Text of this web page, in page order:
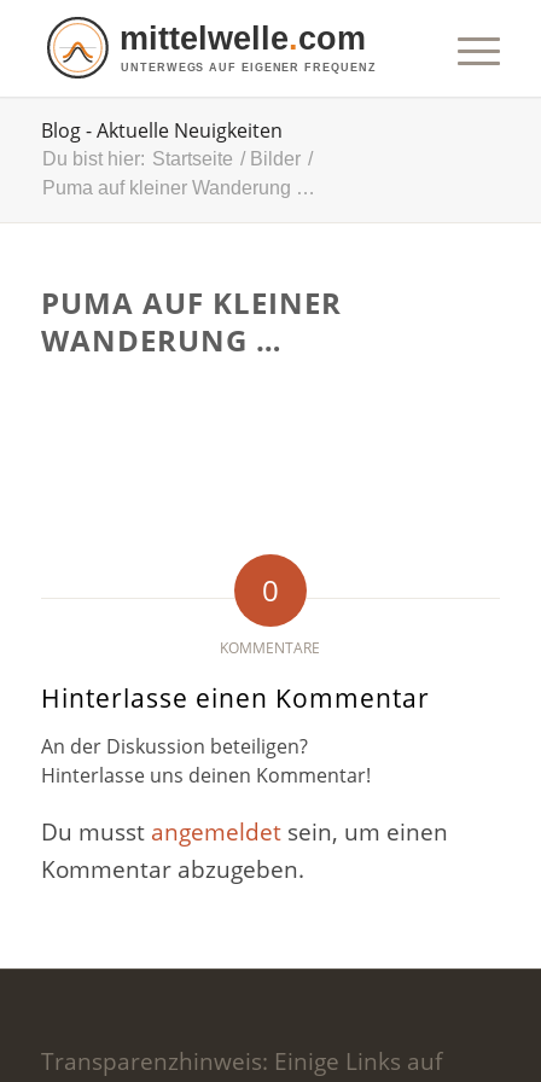
mittelwelle.com
UNTERWEGS AUF EIGENER FREQUENZ
Blog - Aktuelle Neuigkeiten
Du bist hier: Startseite / Bilder /
Puma auf kleiner Wanderung …
PUMA AUF KLEINER
WANDERUNG …
0
KOMMENTARE
Hinterlasse einen Kommentar
An der Diskussion beteiligen?
Hinterlasse uns deinen Kommentar!
Du musst angemeldetsein, um einen
Kommentar abzugeben.
Transparenzhinweis: Einige Links auf